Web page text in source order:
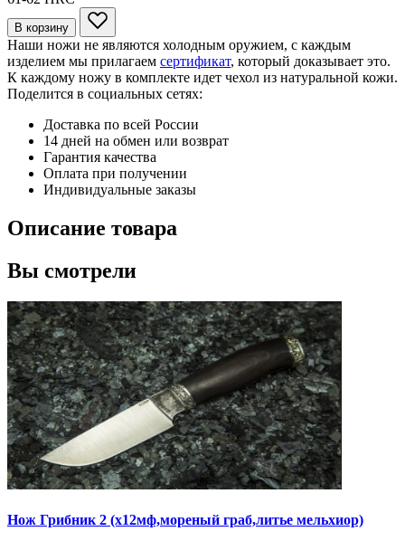
В корзину
Наши ножи не являются холодным оружием, с каждым
изделием мы прилагаем сертификат, который доказывает это.
К каждому ножу в комплекте идет чехол из натуральной кожи.
Поделится в социальных сетях:
Доставка по всей России
14 дней на обмен или возврат
Гарантия качества
Оплата при получении
Индивидуальные заказы
Описание товара
Вы смотрели
Нож Грибник 2 (х12мф,мореный граб,литье мельхиор)